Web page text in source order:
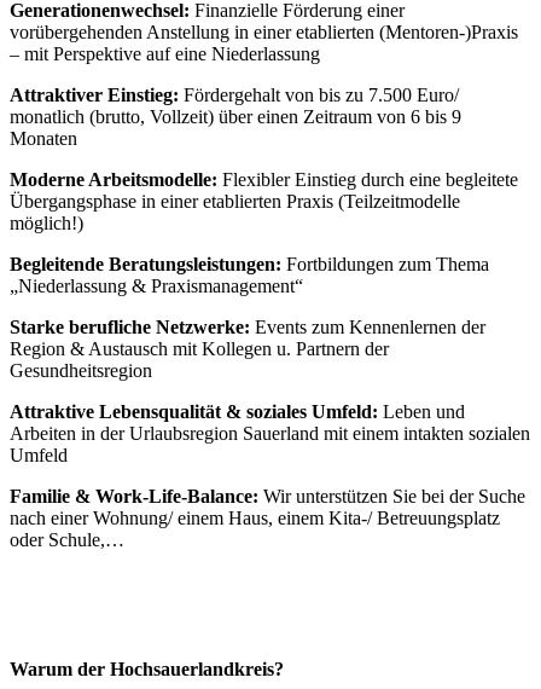
Generationenwechsel: Finanzielle Förderung einer
vorübergehenden Anstellung in einer etablierten (Mentoren-)Praxis
– mit Perspektive auf eine Niederlassung
Attraktiver Einstieg: Fördergehalt von bis zu 7.500 Euro/
monatlich (brutto, Vollzeit) über einen Zeitraum von 6 bis 9
Monaten
Moderne Arbeitsmodelle: Flexibler Einstieg durch eine begleitete
Übergangsphase in einer etablierten Praxis (Teilzeitmodelle
möglich!)
Begleitende Beratungsleistungen: Fortbildungen zum Thema
„Niederlassung & Praxismanagement“
Starke berufliche Netzwerke: Events zum Kennenlernen der
Region & Austausch mit Kollegen u. Partnern der
Gesundheitsregion
Attraktive Lebensqualität & soziales Umfeld: Leben und
Arbeiten in der Urlaubsregion Sauerland mit einem intakten sozialen
Umfeld
Familie & Work-Life-Balance: Wir unterstützen Sie bei der Suche
nach einer Wohnung/ einem Haus, einem Kita-/ Betreuungsplatz
oder Schule,…
Warum der Hochsauerlandkreis?